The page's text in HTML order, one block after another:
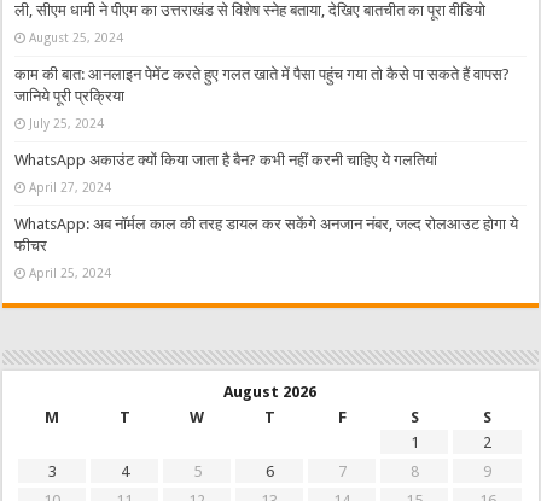
ली, सीएम धामी ने पीएम का उत्तराखंड से विशेष स्नेह बताया, देखिए बातचीत का पूरा वीडियो
August 25, 2024
काम की बात: आनलाइन पेमेंट करते हुए गलत खाते में पैसा पहुंच गया तो कैसे पा सकते हैं वापस?
जानिये पूरी प्रक्रिया
July 25, 2024
WhatsApp अकाउंट क्यों किया जाता है बैन? कभी नहीं करनी चाहिए ये गलतियां
April 27, 2024
WhatsApp: अब नॉर्मल काल की तरह डायल कर सकेंगे अनजान नंबर, जल्द रोलआउट होगा ये
फीचर
April 25, 2024
August 2026
M
T W T F S
S
1
2
3
4 5 6 7 8
9